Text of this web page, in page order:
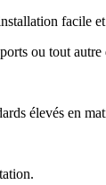
facile
ou tout
élevés en
.